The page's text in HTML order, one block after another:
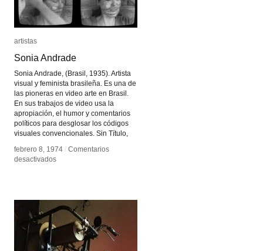
artistas
Sonia Andrade
Sonia Andrade, (Brasil, 1935). Artista
visual y feminista brasileña. Es una de
las pioneras en video arte en Brasil.
En sus trabajos de video usa la
apropiación, el humor y comentarios
políticos para desglosar los códigos
visuales convencionales. Sin Título,
febrero 8, 1974 / Comentarios
desactivadosen
artistas
Sonia Andrade
febrero 8, 1974 / Comentarios
desactivadosen